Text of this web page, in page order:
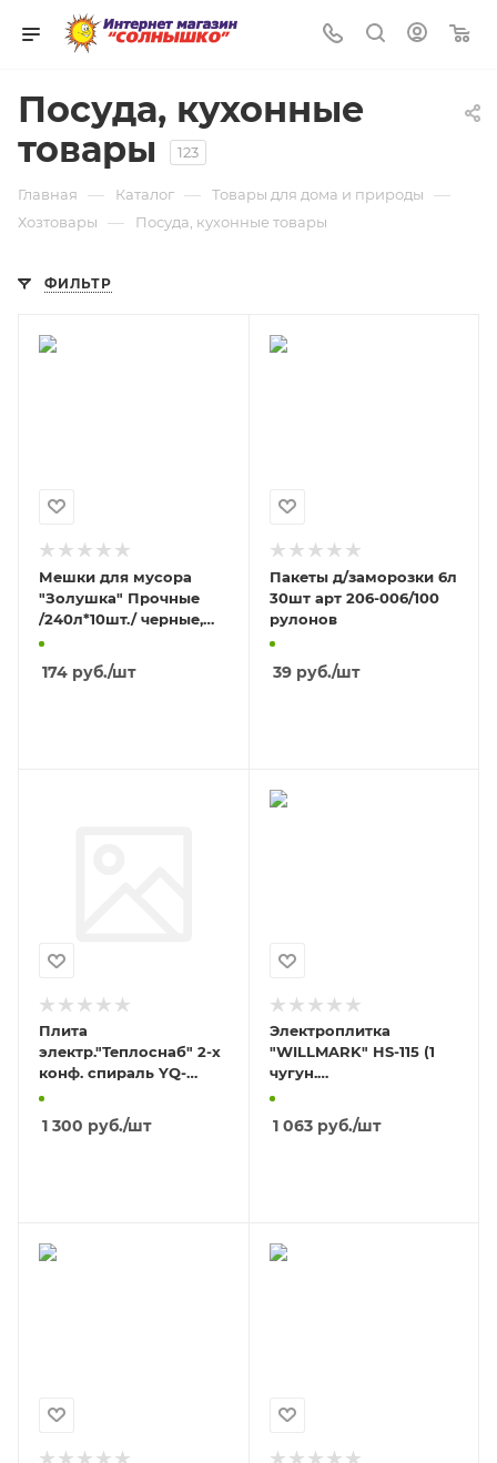
Посуда, кухонные
товары
123
Главная — Каталог — Товары для дома и природы —
Хозтовары — Посуда, кухонные товары
ФИЛЬТР
Мешки для мусора
"Золушка" Прочные
/240л*10шт./ черные,
ролик
174 руб./шт
Пакеты д/заморозки 6л
30шт арт 206-006/100
рулонов
39руб./шт
Плита
электр."Теплоснаб" 2-х
конф. спираль YQ-
200B-4 (1010А)
1 300 руб./шт
Электроплитка
"WILLMARK" HS-115 (1
чугун.
конф.*185мм/1500Вт)
1 063руб./шт